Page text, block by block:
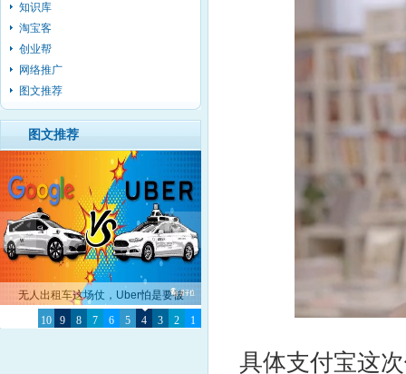
知识库
淘宝客
创业帮
网络推广
图文推荐
图文推荐
1
2
3
4
5
6
7
8
9
10
无人出租车这场仗，Uber怕是要被
Google彻底击败了
具体支付宝这